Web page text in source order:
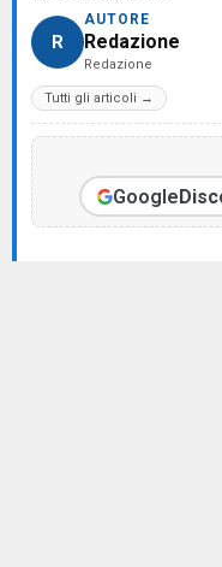
R
AUTORE
Redazione
Redazione
Tutti gli articoli →
Google